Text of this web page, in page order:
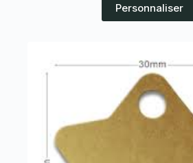
Personnaliser